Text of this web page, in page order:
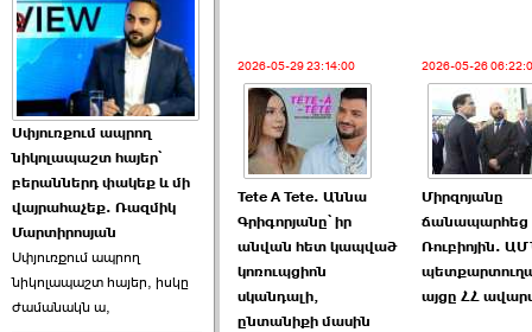
Աննա Վարդապետյանն
ուղերձ է հղել ›››
2026-06-25 23:21:00
Սփյուռքում ապրող
նիկոլապաշտ հայեր՝
բերաններդ փակեք և մի
վայրահաչեք. Ռազմիկ
Մարտիրոսյան
Սփյուռքում ապրող
նիկոլապաշտ հայեր, իսկը
ժամանակն ա,
2026-05-29 23:14:00
Tete A Tete. Աննա
Գրիգորյանը՝ իր
անվան հետ կապված
կոռուպցիոն
սկանդալի,
ընտանիքի մասին
2026-05-26
Միրզոյանը
ճանապարհեց
Ռուբիոյին.
այցը ՀՀ